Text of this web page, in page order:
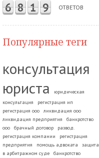
6 8 1 9 ОТВЕТОВ
Популярные теги
консультация
юриста
юридическая
консультация
регистрация ип
регистрация ооо
ликвидация ооо
ликвидация предприятия
банкротство
ооо
брачный договор
развод.
регистрация компании
регистрация
предприятия
помощь адвоката
защита
в арбитражном суде
банкротство